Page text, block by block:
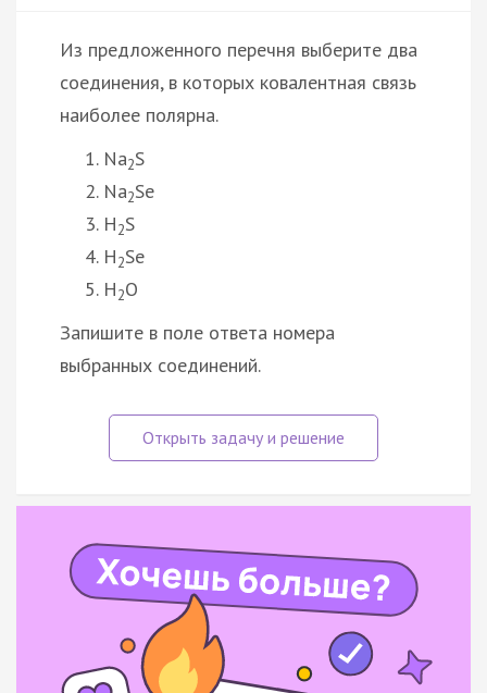
Из предложенного перечня выберите два
соединения, в которых ковалентная связь
наиболее полярна.
Na2S
Na2Se
H2S
H2Se
H2O
Запишите в поле ответа номера
выбранных соединений.